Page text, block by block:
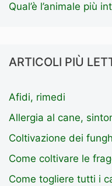
Qual’è l’animale più
ARTICOLI PIÙ
Afidi, rimedi
Allergia al cane,
Coltivazione dei
Come coltivare le
Come togliere tutti i